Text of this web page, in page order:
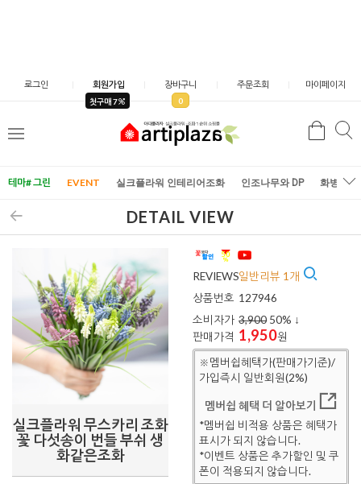
로그인 회원가입
첫구매 7
장바구니
0
주문조회 마이페이지
메
검
테마# 그린 EVENT 실크플라워 인테리어조화 인조나무와 DP 화병/화
DETAIL VIEW
실크플라워 무스카리 조화
꽃 다섯송이 번들 부쉬 생
화같은조화
REVIEWS일반리뷰 1개
상품번호 127946
소비자가 3,900 50% ↓
판매가격 1,950원
※멤버쉽혜택가(판매가기준)/
가입즉시 일반회원(2%)
멤버쉽 혜택 더 알아보기
*멤버쉽 비적용 상품은 혜택가
표시가 되지 않습니다.
*이벤트 상품은 추가할인 및 쿠
폰이 적용되지 않습니다.